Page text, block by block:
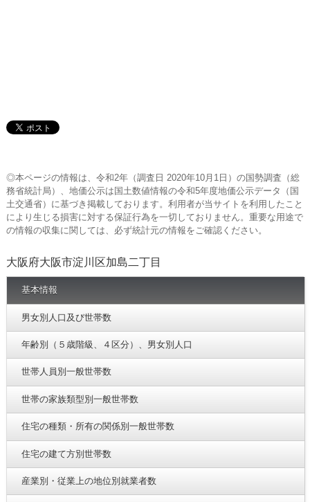
◎本ページの情報は、令和2年（調査日 2020年10月1日）の国勢調査（総
務省統計局）、地価公示は国土数値情報の令和5年度地価公示データ（国
土交通省）に基づき掲載しております。利用者が当サイトを利用したこと
により生じる損害に対する保証行為を一切しておりません。重要な用途で
の情報の収集に関しては、必ず統計元の情報をご確認ください。
大阪府大阪市淀川区加島二丁目
基本情報
男女別人口及び世帯数
年齢別（５歳階級、４区分）、男女別人口
世帯人員別一般世帯数
世帯の家族類型別一般世帯数
住宅の種類・所有の関係別一般世帯数
住宅の建て方別世帯数
産業別・従業上の地位別就業者数